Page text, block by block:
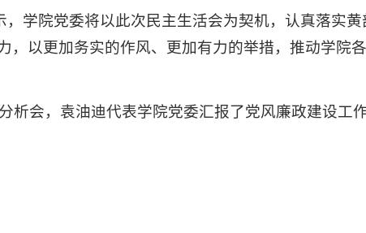
学院党委将以此次民主生活会为契机，认真落实
，以更加务实的作风、更加有力的举措，推动学院
析会，袁油迪代表学院党委汇报了党风廉政建设工作